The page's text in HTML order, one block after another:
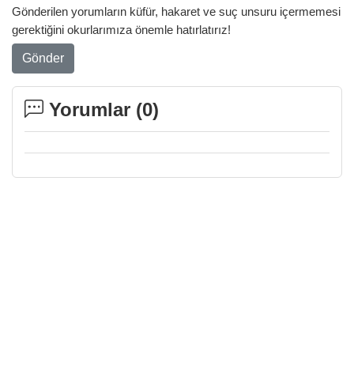
Gönderilen yorumların küfür, hakaret ve suç unsuru içermemesi
gerektiğini okurlarımıza önemle hatırlatırız!
Gönder
Yorumlar (0)